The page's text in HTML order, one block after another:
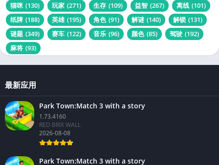
猫咪 (130) 玩家 (271) 生存 (109) 益智 (267) 离线 (101)
纸牌 (188) 英雄 (195) 角色 (91) 解谜 (140) 解锁 (131)
谜题 (349) 赛车 (122) 音乐 (96) 颜色 (85) 驾驶 (192)
麻将 (93)
最新应用
Park Town:Match 3 with a story
1.73.4160
RED BRIX WALL
2026-08-08
Park Town:Match 3 with a story